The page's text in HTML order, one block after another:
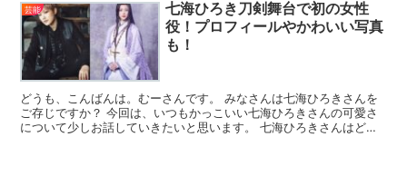
芸能
七海ひろき刀剣舞台で初の女性
役！プロフィールやかわいい写真
も！
どうも、こんばんは。むーさんです。 みなさんは七海ひろきさんを
ご存じですか？ 今回は、いつもかっこいい七海ひろきさんの可愛さ
について少しお話していきたいと思います。 七海ひろきさんはどん